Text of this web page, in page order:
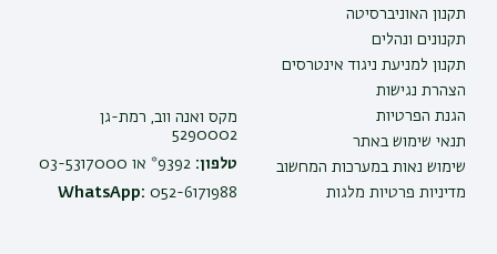
תקנון האוניברסיטה
תקנונים ונהלים
תקנון למניעת ניגוד אינטרסים
הצהרת נגישות
הגנת הפרטיות
תנאי שימוש באתר
שימוש נאות במערכות המחשוב
מדיניות פרטיות מלגות
מקס ואנה ווב, רמת-גן
5290002
טלפון:
WhatsApp: 052-6171988